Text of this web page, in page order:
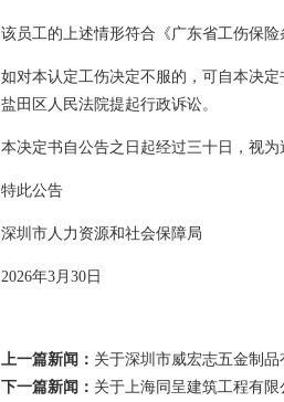
该员工的上述情形符合《广东省工伤保险
如对本认定工伤决定不服的，可自本决
盐田区人民法院提起行政诉讼。
本决定书自公告之日起经过三十日，视为
特此公告
深圳市人力资源和社会保障局
2026年3月30日
上一篇新闻： 关于深圳市威宏志五金制
下一篇新闻： 关于上海同呈建筑工程有